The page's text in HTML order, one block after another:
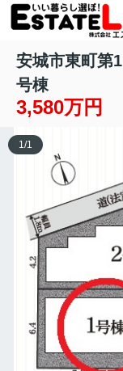
安城市東町
号棟
3,580万円
1/1